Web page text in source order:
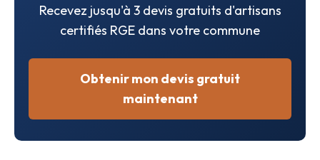
Recevez jusqu'à 3 devis gratuits d'artisans
certifiés RGE dans votre commune
Obtenir mon devis gratuit
maintenant